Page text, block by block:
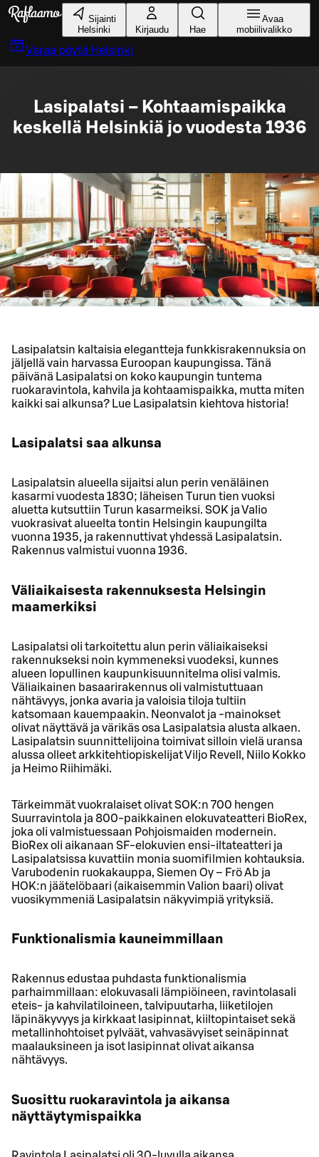
Siirry pääsisältöön
Sijainti
Helsinki
Kirjaudu Hae
Avaa
mobiilivalikko
Varaa pöytä Helsinki
Lasipalatsi – Kohtaamispaikka
keskellä Helsinkiä jo vuodesta 1936
Lasipalatsin kaltaisia elegantteja funkkisrakennuksia on
jäljellä vain harvassa Euroopan kaupungissa. Tänä
päivänä Lasipalatsi on koko kaupungin tuntema
ruokaravintola, kahvila ja kohtaamispaikka, mutta miten
kaikki sai alkunsa? Lue Lasipalatsin kiehtova historia!
Lasipalatsi saa alkunsa
Lasipalatsin alueella sijaitsi alun perin venäläinen
kasarmi vuodesta 1830; läheisen Turun tien vuoksi
aluetta kutsuttiin Turun kasarmeiksi. SOK ja Valio
vuokrasivat alueelta tontin Helsingin kaupungilta
vuonna 1935, ja rakennuttivat yhdessä Lasipalatsin.
Rakennus valmistui vuonna 1936.
Väliaikaisesta rakennuksesta Helsingin
maamerkiksi
Lasipalatsi oli tarkoitettu alun perin väliaikaiseksi
rakennukseksi noin kymmeneksi vuodeksi, kunnes
alueen lopullinen kaupunkisuunnitelma olisi valmis.
Väliaikainen basaarirakennus oli valmistuttuaan
nähtävyys, jonka avaria ja valoisia tiloja tultiin
katsomaan kauempaakin. Neonvalot ja -mainokset
olivat näyttävä ja värikäs osa Lasipalatsia alusta alkaen.
Lasipalatsin suunnittelijoina toimivat silloin vielä uransa
alussa olleet arkkitehtiopiskelijat Viljo Revell, Niilo Kokko
ja Heimo Riihimäki.
Tärkeimmät vuokralaiset olivat SOK:n 700 hengen
Suurravintola ja 800-paikkainen elokuvateatteri BioRex,
joka oli valmistuessaan Pohjoismaiden modernein.
BioRex oli aikanaan SF-elokuvien ensi-iltateatteri ja
Lasipalatsissa kuvattiin monia suomifilmien kohtauksia.
Varubodenin ruokakauppa, Siemen Oy – Frö Ab ja
HOK:n jäätelöbaari (aikaisemmin Valion baari) olivat
vuosikymmeniä Lasipalatsin näkyvimpiä yrityksiä.
Funktionalismia kauneimmillaan
Rakennus edustaa puhdasta funktionalismia
parhaimmillaan: elokuvasali lämpiöineen, ravintolasali
eteis- ja kahvilatiloineen, talvipuutarha, liiketilojen
läpinäkyvyys ja kirkkaat lasipinnat, kiiltopintaiset sekä
metallinhohtoiset pylväät, vahvasävyiset seinäpinnat
maalauksineen ja isot lasipinnat olivat aikansa
nähtävyys.
Suosittu ruokaravintola ja aikansa
näyttäytymispaikka